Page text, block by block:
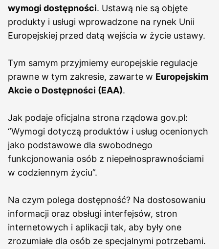
wymogi dostępności. Ustawą nie są objęte
produkty i usługi wprowadzone na rynek Unii
Europejskiej przed datą wejścia w życie ustawy.
Tym samym przyjmiemy europejskie regulacje
prawne w tym zakresie, zawarte w Europejskim
Akcie o Dostępności (EAA).
Jak podaje oficjalna strona rządowa gov.pl:
“Wymogi dotyczą produktów i usług ocenionych
jako podstawowe dla swobodnego
funkcjonowania osób z niepełnosprawnościami
w codziennym życiu”.
Na czym polega dostępność? Na dostosowaniu
informacji oraz obsługi interfejsów, stron
internetowych i aplikacji tak, aby były one
zrozumiałe dla osób ze specjalnymi potrzebami.